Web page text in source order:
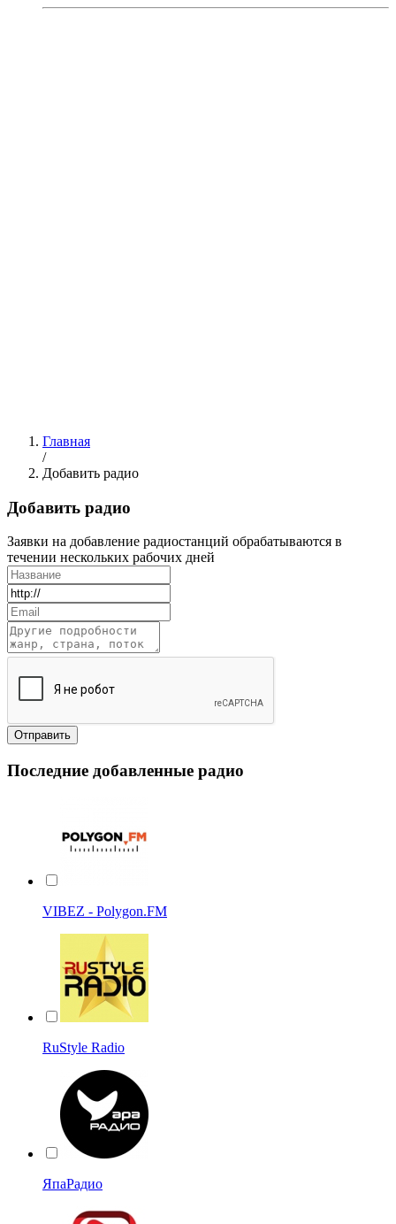
Главная
/
Добавить радио
Добавить радио
Заявки на добавление радиостанций обрабатываются в
течении нескольких рабочих дней
Последние добавленные радио
VIBEZ - Polygon.FM
RuStyle Radio
ЯпаРадио